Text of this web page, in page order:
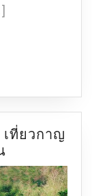
ที่ยวกาญ
7
ที่พัก
ริม